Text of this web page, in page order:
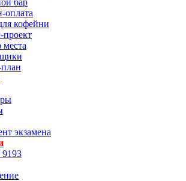
оплата
кофейни
проект
экзамена
9193